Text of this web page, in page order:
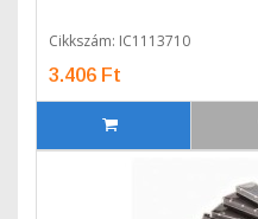
Cikkszám: IC1113710
3.406 Ft